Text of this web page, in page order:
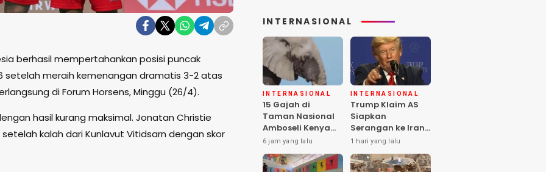
berhasil mempertahankan posisi puncak
setelah meraih kemenangan dramatis 3-2 atas
diForum Horsens, Minggu (26/4).
hasil kurang maksimal. Jonatan Christie
kalah dariKunlavut Vitidsarn dengan skor
INTERNASIONAL
INTERNASIONAL
15 Gajah di
Taman Nasional
Amboseli Kenya
Mati, Diduga
Keracunan
Pestisida
6 jam yang lalu
INTERNASIONAL
Trump Klaim AS
Siapkan
Serangan ke Iran
Terbesar sejak
Perang Dunia II
1 hari yang lalu